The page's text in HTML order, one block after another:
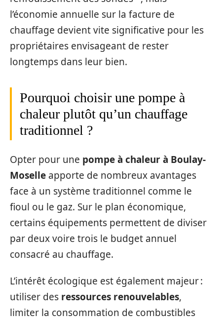
l’économie annuelle sur la facture de
chauffage devient vite significative pour les
propriétaires envisageant de rester
longtemps dans leur bien.
Pourquoi choisir une pompe à
chaleur plutôt qu’un chauffage
traditionnel ?
Opter pour une pompe à chaleur à Boulay-
Moselle apporte de nombreux avantages
face à un système traditionnel comme le
fioul ou le gaz. Sur le plan économique,
certains équipements permettent de diviser
par deux voire trois le budget annuel
consacré au chauffage.
L’intérêt écologique est également majeur :
utiliser des ressources renouvelables,
limiter la consommation de combustibles